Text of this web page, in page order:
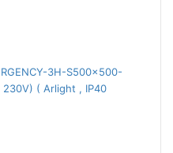
3H-S500x500-
230V) ( Arlight , IP40